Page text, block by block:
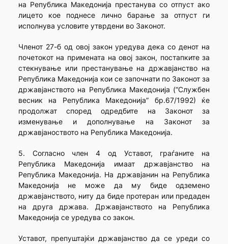
на Република Македонија престанува со отпуст ако
лицето кое поднесе лично барање за отпуст ги
исполнува условите утврдени во Законот.
Членот 27-б од овој закон уредува дека со денот на
почетокот на примената на овој закон, постапките за
стекнување или престанување на државјанство на
Република Македонија кои се започнати по Законот за
државјанството на Република Македонија (“Службен
весник на Република Македонија” бр.67/1992) ќе
продолжат според одредбите на Законот за
изменување и дополнување на Законот за
државјаноството на Република Македонија.
5. Согласно член 4 од Уставот, граѓаните на
Република Македонија имаат државјанство на
Република Македонија. На државјанин на Република
Македонија не може да му биде одземено
државјанството, ниту да биде протеран или предаден
на друга држава. Државјанството на Република
Македонија се уредува со закон.
Уставот, препуштајќи државјанство да се уреди со